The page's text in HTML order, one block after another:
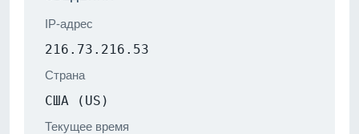
IP-адрес
216.73.216.53
Страна
США (US)
Текущее время